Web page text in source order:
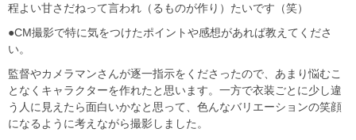
程よい甘さだねって言われ（るものが作り）たいです（笑）
●CM撮影で特に気をつけたポイントや感想があれば教えてくださ
い。
監督やカメラマンさんが逐一指示をくださったので、あまり悩むこ
となくキャラクターを作れたと思います。一方で衣装ごとに少し違
う人に見えたら面白いかなと思って、色んなバリエーションの笑顔
になるように考えながら撮影しました。